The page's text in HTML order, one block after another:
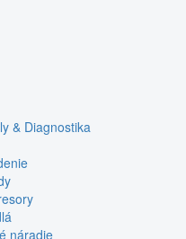
& Diagnostika
náradie